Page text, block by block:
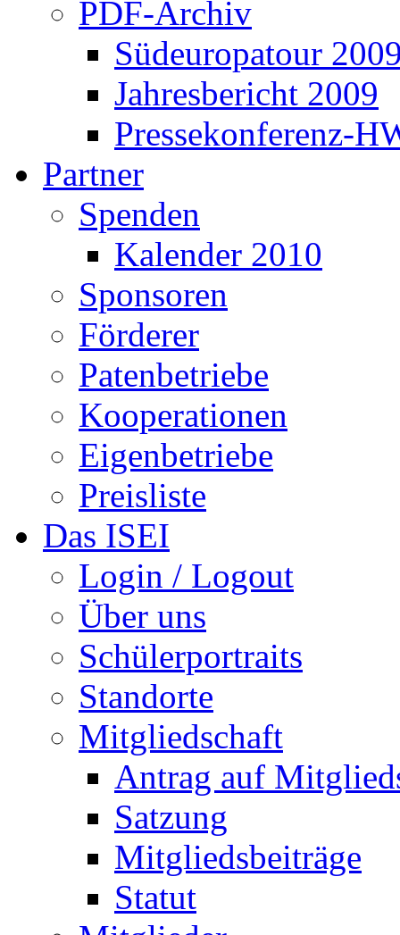
PDF-Archiv
Südeuropatour
Jahresbericht 2009
Pressekonferenz-
Partner
Spenden
Kalender 2010
Sponsoren
Förderer
Patenbetriebe
Kooperationen
Eigenbetriebe
Preisliste
Das ISEI
Login / Logout
Über uns
Schülerportraits
Standorte
Mitgliedschaft
Antrag auf
Satzung
Mitgliedsbeiträge
Statut